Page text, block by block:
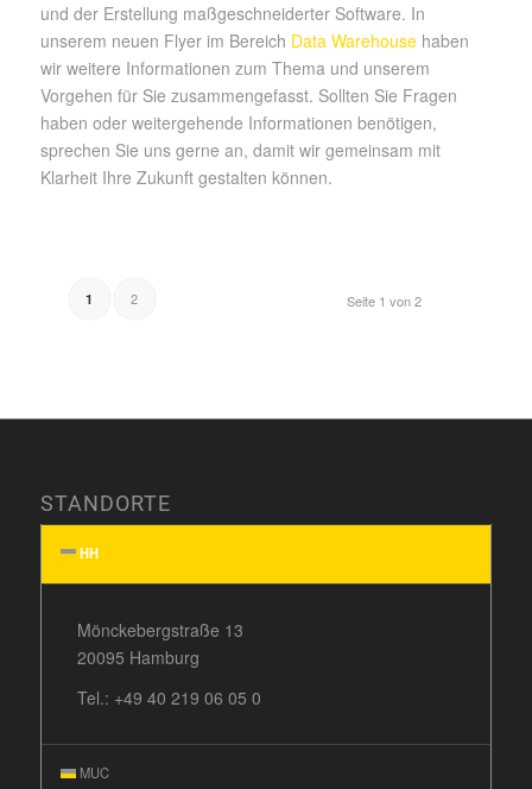
und der Erstellung maßgeschneiderter Software. In
unserem neuen Flyer im Bereich Data Warehousehaben
wir weitere Informationen zum Thema und unserem
Vorgehen für Sie zusammengefasst. Sollten Sie Fragen
haben oder weitergehende Informationen benötigen,
sprechen Sie uns gerne an, damit wir gemeinsam mit
Klarheit Ihre Zukunft gestalten können.
Seite 1 von 2
1 2
STANDORTE
HH
Mönckebergstraße 13
20095 Hamburg
Tel.: +49 40 219 06 05 0
MUC